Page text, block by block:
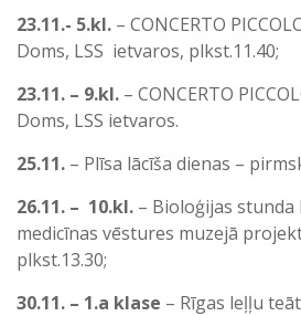
23.11.- 5.kl. – CONCERTO
Doms, LSS ietvaros, plkst.11.40;
23.11. – 9.kl. – CONCERTO
Doms, LSS ietvaros.
25.11. – Plīsa lācīša dienas –
26.11. – 10.kl. – Bioloģijas stunda
medicīnas vēstures muzejā
plkst.13.30;
30.11. – 1.a klase – Rīgas leļļu